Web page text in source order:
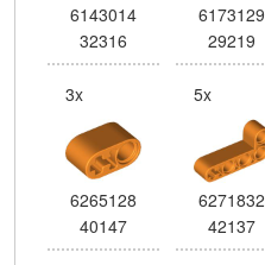
6143014
32316
6173129
29219
3x
6265128
40147
5x
6271832
42137